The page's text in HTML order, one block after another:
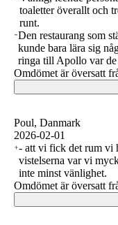
toaletter överallt och
runt.
Den restaurang som
kunde bara lära sig
ringa till Apollo var de
Omdömet är översatt
Poul, Danmark
2026-02-01
- att vi fick det rum vi
vistelserna var vi
inte minst vänlighet.
Omdömet är översatt